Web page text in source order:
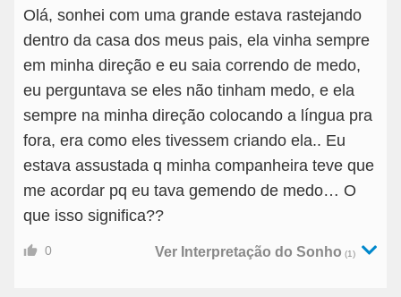
Olá, sonhei com uma grande estava rastejando
dentro da casa dos meus pais, ela vinha sempre
em minha direção e eu saia correndo de medo,
eu perguntava se eles não tinham medo, e ela
sempre na minha direção colocando a língua pra
fora, era como eles tivessem criando ela.. Eu
estava assustada q minha companheira teve que
me acordar pq eu tava gemendo de medo… O
que isso significa??
0 Ver Interpretação do Sonho (1)